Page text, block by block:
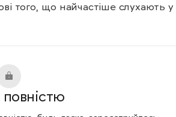
того, що найчастіше слухають у